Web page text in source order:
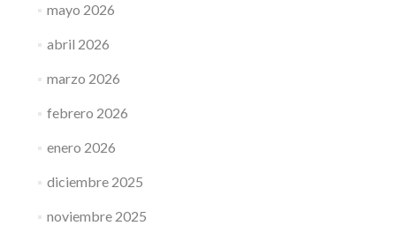
mayo 2026
abril 2026
marzo 2026
febrero 2026
enero 2026
diciembre 2025
noviembre 2025